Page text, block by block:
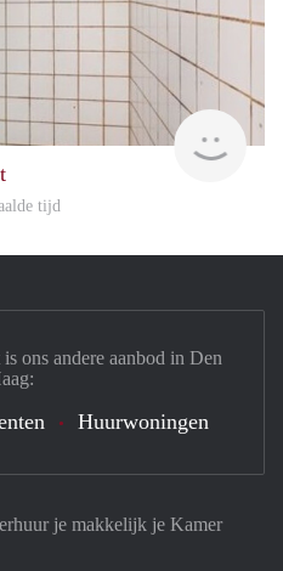
tijd
je makkelijk je Kamer
ons andere aanbod in Den
Huurwoningen